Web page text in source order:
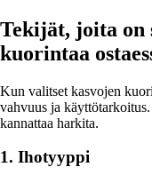
Tekijät, joita on
kuorintaa
Kun valitset kasvojen
vahvuus ja
kannattaa harkita.
1. Ihotyyppi